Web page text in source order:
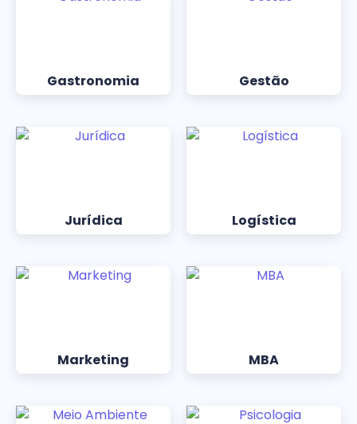
Gastronomia Gestão
Jurídica Logística
Marketing MBA